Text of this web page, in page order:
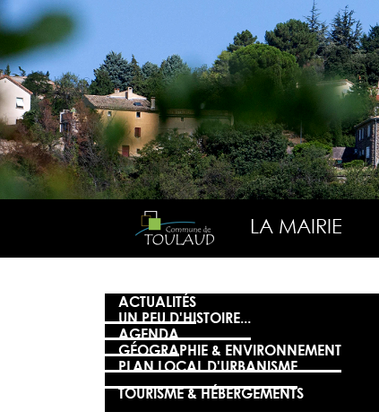
LA MAIRIE
ACTUALITÉS
UN PEU D'HISTOIRE...
AGENDA
GÉOGRAPHIE & ENVIRONNEMENT
PLAN LOCAL D'URBANISME
TOURISME & HÉBERGEMENTS